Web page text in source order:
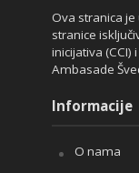
Ova stranica je
stranice
inicijativa
Ambasade
Informacije
O nama